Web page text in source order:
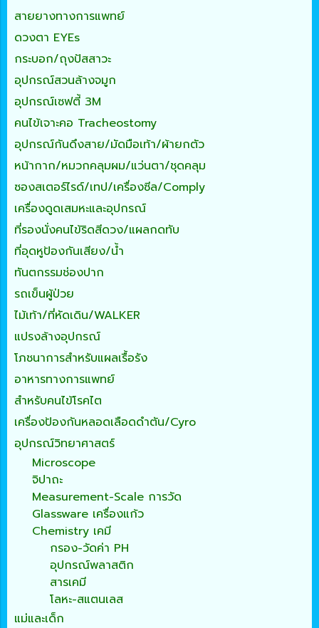
สายยางทางการแพทย์
ดวงตา EYEs
กระบอก/ถุงปัสสาวะ
อุปกรณ์สวนล้างจมูก
อุปกรณ์เซฟตี้ 3M
คนไข้เจาะคอ Tracheostomy
อุปกรณ์กันดึงสาย/มัดมือเท้า/ผ้ายกตัว
หน้ากาก/หมวกคลุมผม/แว่นตา/ชุดคลุม
ซองสเตอร์ไรด์/เทป/เครื่องซีล/Comply
เครื่องดูดเสมหะและอุปกรณ์
ที่รองนั่งคนไข้ริดสีดวง/แผลกดทับ
ที่อุดหูป้องกันเสียง/น้ำ
ทันตกรรมช่องปาก
รถเข็นผู้ป่วย
ไม้เท้า/ที่หัดเดิน/WALKER
แปรงล้างอุปกรณ์
โภชนาการสำหรับแผลเรื้อรัง
อาหารทางการแพทย์
สำหรับคนไข้โรคไต
เครื่องป้องกันหลอดเลือดดำตัน/Cyro
อุปกรณ์วิทยาศาสตร์
Microscope
จิปาถะ
Measurement-Scale การวัด
Glassware เครื่องแก้ว
Chemistry เคมี
กรอง-วัดค่า PH
อุปกรณ์พลาสติก
สารเคมี
โลหะ-สแตนเลส
แม่และเด็ก